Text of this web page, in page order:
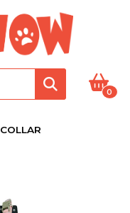
0
COLLAR